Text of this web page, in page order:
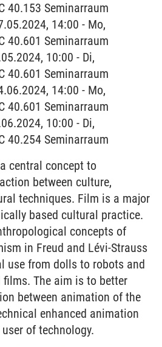
40.153 Seminarraum
14:00 - Mo,
40.601 Seminarraum
10:00 - Di,
40.601 Seminarraum
14:00 - Mo,
40.601 Seminarraum
10:00 - Di,
40.254 Seminarraum
central concept to
between culture,
techniques. Film is a major
based cultural practice.
concepts of
in Freud and Lévi-Strauss
use from dolls to robots and
The aim is to better
between animation of the
enhanced animation
of technology.